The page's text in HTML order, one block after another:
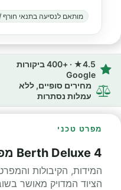
מותאם לנסיעה בתנאי חורף /
4.5★ · +400 ביקורות
Google
מחירים סופיים, ללא
עמלות נסתרות
מפרט טכני
4 Berth Deluxe מפרט טכני
המידות, הקיבולות
הציוד המדויק מאושר